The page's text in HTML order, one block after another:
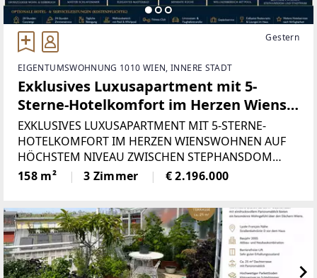
Gestern
EIGENTUMSWOHNUNG 1010 WIEN, INNERE STADT
Exklusives Luxusapartment mit 5-
Sterne-Hotelkomfort im Herzen Wiens !
++ Wellness und Conciergeservice, Voll
möbliert
EXKLUSIVES LUXUSAPARTMENT MIT 5-STERNE-
HOTELKOMFORT IM HERZEN WIENSWOHNEN AUF
HÖCHSTEM NIVEAU ZWISCHEN STEPHANSDOM
UND STADTPARKIn einer der begehrtesten
Innenstadtlagen Wiens, zwischen Stephansdom und
158 m² 3 Zimmer € 2.196.000